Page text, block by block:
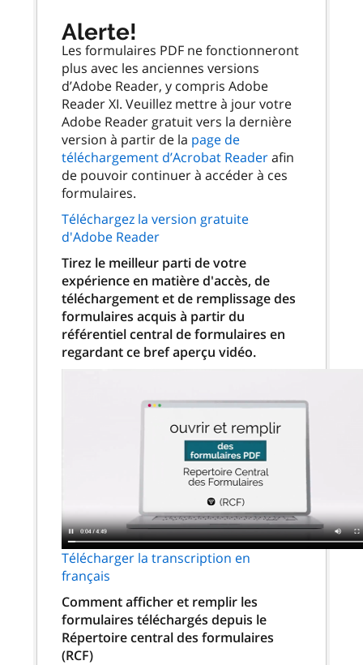
Alerte!
Les formulaires PDF ne fonctionneront
plus avec les anciennes versions
d’Adobe Reader, y compris Adobe
Reader XI. Veuillez mettre à jour votre
Adobe Reader gratuit vers la dernière
version à partir de la page de
téléchargement d’Acrobat Readerafin
de pouvoir continuer à accéder à ces
formulaires.
Téléchargez la version gratuite
d'Adobe Reader
Tirez le meilleur parti de votre
expérience en matière d'accès, de
téléchargement et de remplissage des
formulaires acquis à partir du
référentiel central de formulaires en
regardant ce bref aperçu vidéo.
Télécharger la transcription en
français
Comment afficher et remplir les
formulaires téléchargés depuis le
Répertoire central des formulaires
(RCF)